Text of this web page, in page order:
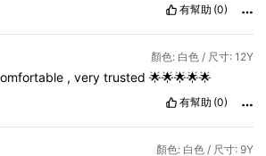
有幫助 (0)
顏色: 白色 / 尺寸: 12Y
,verytrusted🌟🌟🌟🌟🌟
有幫助 (0)
顏色: 白色 / 尺寸: 9Y